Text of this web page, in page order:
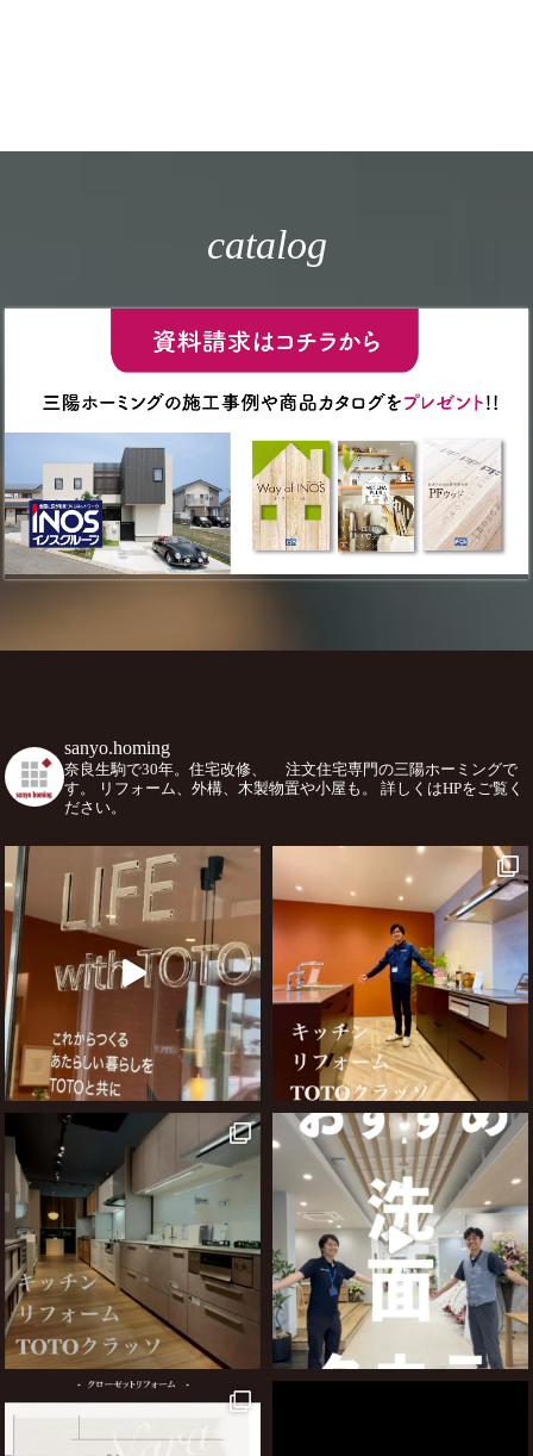
catalog
sanyo.homing
奈良生駒で30年。住宅改修、
注文住宅専門の三陽ホーミングで
す。
リフォーム、外構、木製物置や小屋も。
詳しくはHPをご覧く
ださい。